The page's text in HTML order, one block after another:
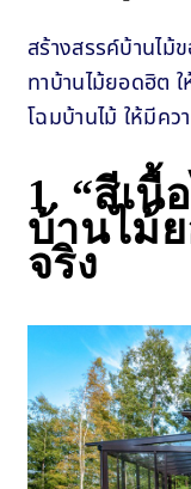
สร้างสรรค์บ้านไ
ทาบ้านไม้ยอดฮิต ใ
โฉมบ้านไม้ ให้มีค
1. “สีเนื้
บ้านไม้
จริง